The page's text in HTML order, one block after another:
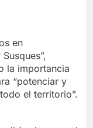
en
la importancia
“potenciar y
el territorio”.